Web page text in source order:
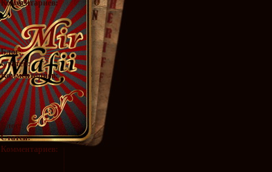
Комментариев:
Блог::
Статей:
Комментариев:
Блог::
Статей:
Комментариев: